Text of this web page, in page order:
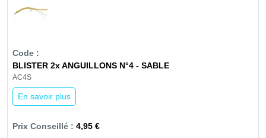
BLISTER 2x ANGUILLONS N°4 - SABLE
AC4S
En savoir plus
4,95 €